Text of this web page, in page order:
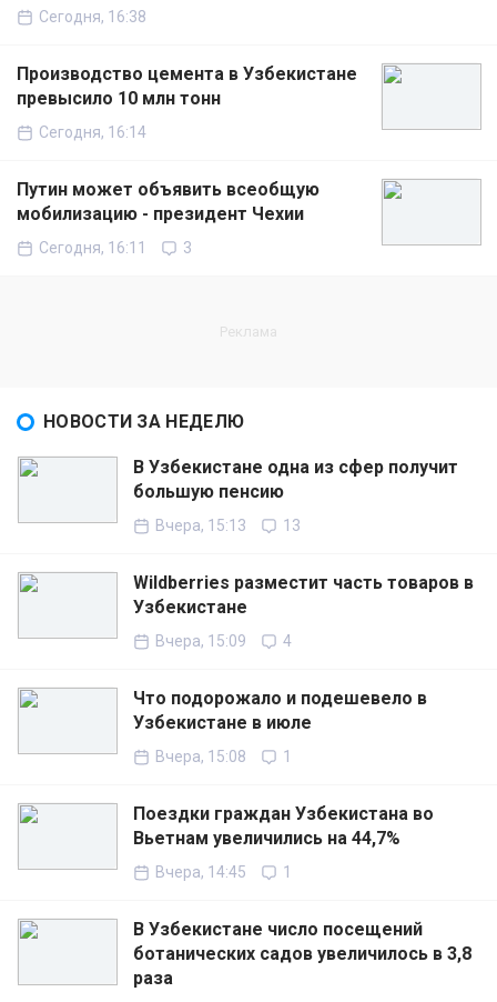
Сегодня, 16:38
Производство цемента в Узбекистане
превысило 10 млн тонн
Сегодня, 16:14
Путин может объявить всеобщую
мобилизацию - президент Чехии
Сегодня, 16:11 3
НОВОСТИ ЗА НЕДЕЛЮ
В Узбекистане одна из сфер получит
большую пенсию
Вчера, 15:13 13
Wildberries разместит часть товаров в
Узбекистане
Вчера, 15:09 4
Что подорожало и подешевело в
Узбекистане в июле
Вчера, 15:08 1
Поездки граждан Узбекистана во
Вьетнам увеличились на 44,7%
Вчера, 14:45 1
В Узбекистане число посещений
ботанических садов увеличилось в 3,8
раза